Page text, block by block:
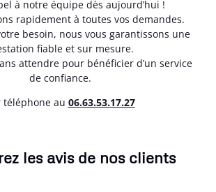
à notre équipe dès aujourd’hui !
rapidement à toutes vos demandes.
besoin, nous vous garantissons une
fiable et sur mesure.
attendre pour bénéficier d’un service
de confiance.
téléphone au 06.63.53.17.27
les avis de nos clients